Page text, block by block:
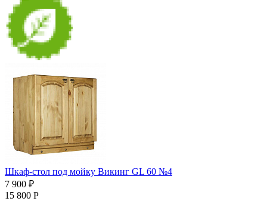
Шкаф-стол под мойку Викинг GL 60 №4
7 900 ₽
15 800 Р